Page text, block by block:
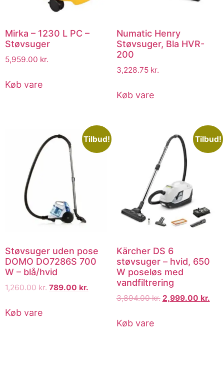
Mirka – 1230 L PC –
Støvsuger
5,959.00 kr.
Køb vare
Numatic Henry
Støvsuger, Bla HVR-
200
3,228.75 kr.
Køb vare
Tilbud!
Støvsuger uden pose
DOMO DO7286S 700
W – blå/hvid
1,260.00kr. 789.00 kr.
Køb vare
Tilbud!
Kärcher DS 6
støvsuger – hvid, 650
W poseløs med
vandfiltrering
3,894.00kr. 2,999.00 kr.
Køb vare